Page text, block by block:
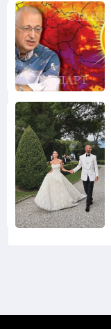
Снимка:
Инстаграм